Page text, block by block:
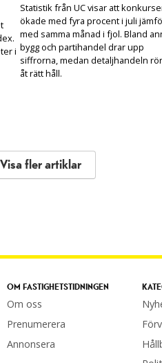
i
Statistik från UC visar att
ökade med fyra procent i juli
med samma månad i fjol. Bland
bygg och partihandel drar upp
siffrorna, medan detaljhandeln
åt rätt håll.
Visa fler artiklar
OM FASTIGHETSTIDNINGEN
Om oss
Prenumerera
Annonsera